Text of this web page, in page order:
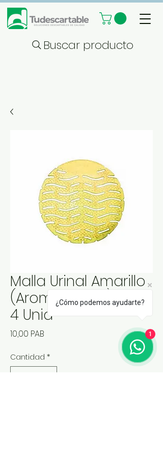
Buscar producto
Malla Urinal Amarillo
(Aroma Limon) Paq
4 Unid
10,00 PAB
Cantidad *
¿Cómo podemos ayudarte?
1